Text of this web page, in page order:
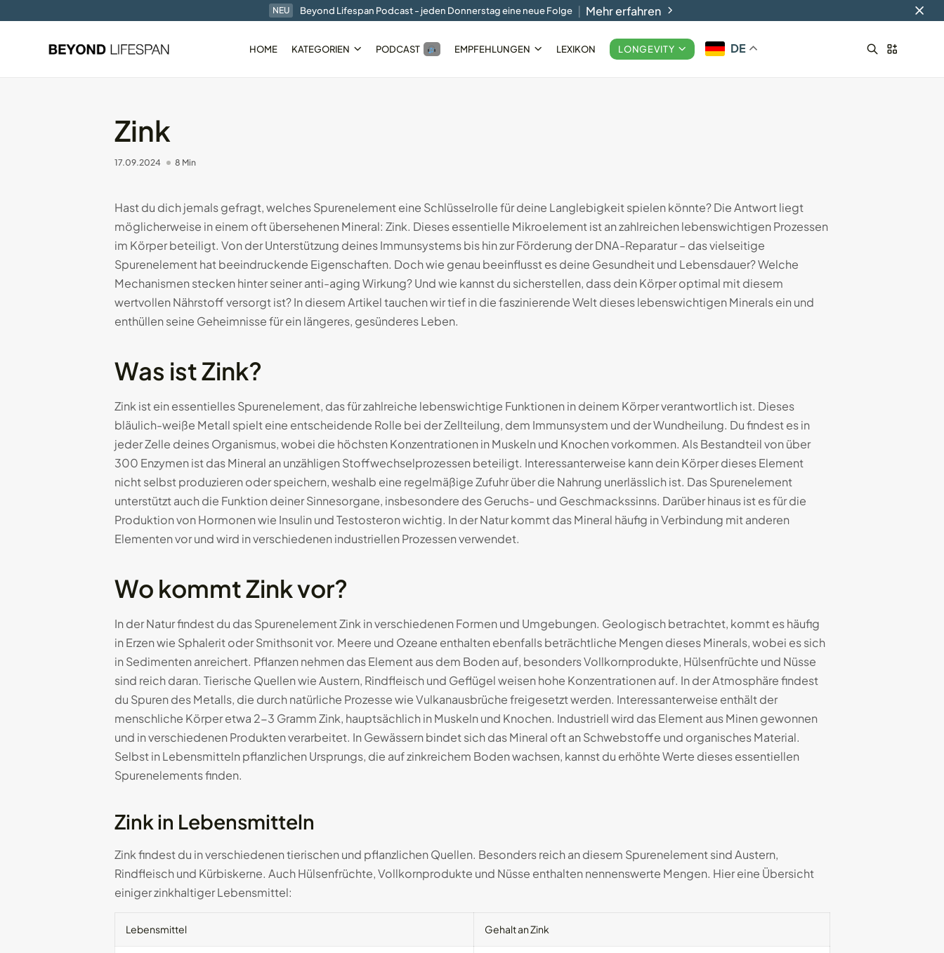
NEU Beyond Lifespan Podcast - jeden Donnerstag eine neue Folge Mehr erfahren
HOME KATEGORIEN PODCAST EMPFEHLUNGEN LEXIKON LONGEVITY DE
Zink
17.09.2024 8 Min
Hast du dich jemals gefragt, welches Spurenelement eine Schlüsselrolle für deine Langlebigkeit spielen könnte? Die Antwort liegt
möglicherweise in einem oft übersehenen Mineral: Zink. Dieses essentielle Mikroelement ist an zahlreichen lebenswichtigen Prozessen
im Körper beteiligt. Von der Unterstützung deines Immunsystems bis hin zur Förderung der DNA-Reparatur – das vielseitige
Spurenelement hat beeindruckende Eigenschaften. Doch wie genau beeinflusst es deine Gesundheit und Lebensdauer? Welche
Mechanismen stecken hinter seiner anti-aging Wirkung? Und wie kannst du sicherstellen, dass dein Körper optimal mit diesem
wertvollen Nährstoff versorgt ist? In diesem Artikel tauchen wir tief in die faszinierende Welt dieses lebenswichtigen Minerals ein und
enthüllen seine Geheimnisse für ein längeres, gesünderes Leben.
Was ist Zink?
Zink ist ein essentielles Spurenelement, das für zahlreiche lebenswichtige Funktionen in deinem Körper verantwortlich ist. Dieses
bläulich-weiße Metall spielt eine entscheidende Rolle bei der Zellteilung, dem Immunsystem und der Wundheilung. Du findest es in
jeder Zelle deines Organismus, wobei die höchsten Konzentrationen in Muskeln und Knochen vorkommen. Als Bestandteil von über
300 Enzymen ist das Mineral an unzähligen Stoffwechselprozessen beteiligt. Interessanterweise kann dein Körper dieses Element
nicht selbst produzieren oder speichern, weshalb eine regelmäßige Zufuhr über die Nahrung unerlässlich ist. Das Spurenelement
unterstützt auch die Funktion deiner Sinnesorgane, insbesondere des Geruchs- und Geschmackssinns. Darüber hinaus ist es für die
Produktion von Hormonen wie Insulin und Testosteron wichtig. In der Natur kommt das Mineral häufig in Verbindung mit anderen
Elementen vor und wird in verschiedenen industriellen Prozessen verwendet.
Wo kommt Zink vor?
In der Natur findest du das Spurenelement Zink in verschiedenen Formen und Umgebungen. Geologisch betrachtet, kommt es häufig
in Erzen wie Sphalerit oder Smithsonit vor. Meere und Ozeane enthalten ebenfalls beträchtliche Mengen dieses Minerals, wobei es sich
in Sedimenten anreichert. Pflanzen nehmen das Element aus dem Boden auf, besonders Vollkornprodukte, Hülsenfrüchte und Nüsse
sind reich daran. Tierische Quellen wie Austern, Rindfleisch und Geflügel weisen hohe Konzentrationen auf. In der Atmosphäre findest
du Spuren des Metalls, die durch natürliche Prozesse wie Vulkanausbrüche freigesetzt werden. Interessanterweise enthält der
menschliche Körper etwa 2-3 Gramm Zink, hauptsächlich in Muskeln und Knochen. Industriell wird das Element aus Minen gewonnen
und in verschiedenen Produkten verarbeitet. In Gewässern bindet sich das Mineral oft an Schwebstoffe und organisches Material.
Selbst in Lebensmitteln pflanzlichen Ursprungs, die auf zinkreichem Boden wachsen, kannst du erhöhte Werte dieses essentiellen
Spurenelements finden.
Zink in Lebensmitteln
Zink findest du in verschiedenen tierischen und pflanzlichen Quellen. Besonders reich an diesem Spurenelement sind Austern,
Rindfleisch und Kürbiskerne. Auch Hülsenfrüchte, Vollkornprodukte und Nüsse enthalten nennenswerte Mengen. Hier eine Übersicht
einiger zinkhaltiger Lebensmittel:
Lebensmittel Gehalt an Zink